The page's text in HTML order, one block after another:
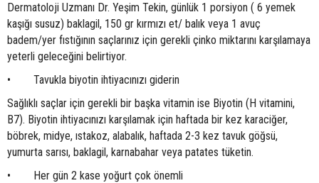
Dermatoloji Uzmanı Dr. Yeşim Tekin, günlük 1 porsiyon ( 6 yemek
kaşığı susuz) baklagil, 150 gr kırmızı et/ balık veya 1 avuç
badem/yer fıstığının saçlarınız için gerekli çinko miktarını karşılamaya
yeterli geleceğini belirtiyor.
• Tavukla biyotin ihtiyacınızı giderin
Sağlıklı saçlar için gerekli bir başka vitamin ise Biyotin (H vitamini,
B7). Biyotin ihtiyacınızı karşılamak için haftada bir kez karaciğer,
böbrek, midye, ıstakoz, alabalık, haftada 2-3 kez tavuk göğsü,
yumurta sarısı, baklagil, karnabahar veya patates tüketin.
• Her gün 2 kase yoğurt çok önemli